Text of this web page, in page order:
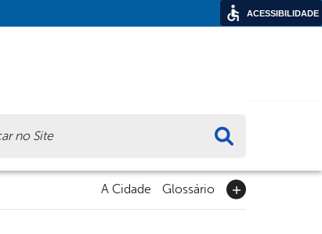
A Cidade Glossário
ACESSIBILIDADE